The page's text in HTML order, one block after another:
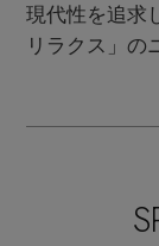
現代性を追求
リラクス」の